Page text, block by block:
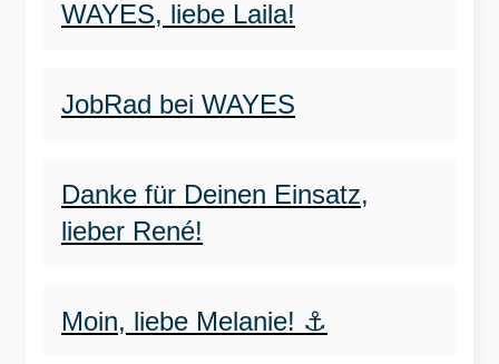
WAYES, liebe Laila!
JobRad bei WAYES
Danke für Deinen Einsatz,
lieber René!
Moin, liebe Melanie! ⚓️